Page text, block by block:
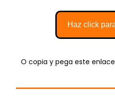
Haz click
O copia y pega este